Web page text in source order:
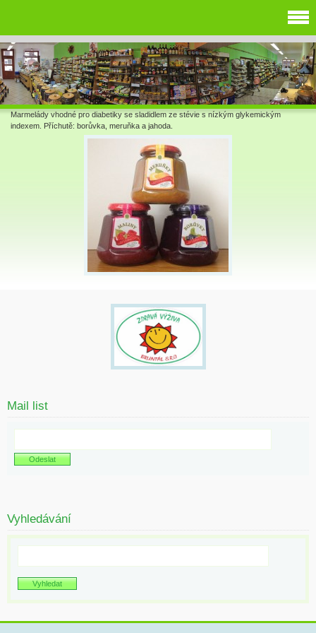
Marmelády vhodné pro diabetiky se sladidlem ze stévie s nízkým glykemickým
indexem. Příchutě: borůvka, meruňka a jahoda.
Mail list
Vyhledávání